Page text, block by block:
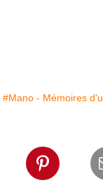
#Mano - Mémoires